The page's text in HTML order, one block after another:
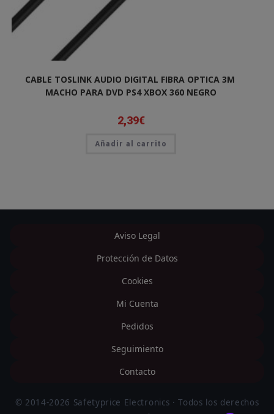
CABLE TOSLINK AUDIO DIGITAL FIBRA OPTICA 3M
MACHO PARA DVD PS4 XBOX 360 NEGRO
2,39€
Añadir al carrito
Aviso Legal
Protección de Datos
Cookies
Mi Cuenta
Pedidos
Seguimiento
Contacto
© 2014-2026 Safetyprice Electronics · Todos los derechos